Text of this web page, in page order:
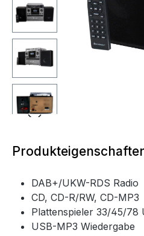
DAB+/UKW-RDS Radio
CD, CD-R/RW, CD-MP3
Plattenspieler 33/45/78
USB-MP3 Wiedergabe